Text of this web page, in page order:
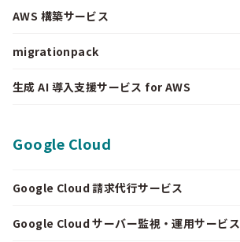
AWS 構築サービス
migrationpack
生成 AI 導入支援サービス for AWS
Google Cloud
Google Cloud 請求代行サービス
Google Cloud サーバー監視・運用サービス